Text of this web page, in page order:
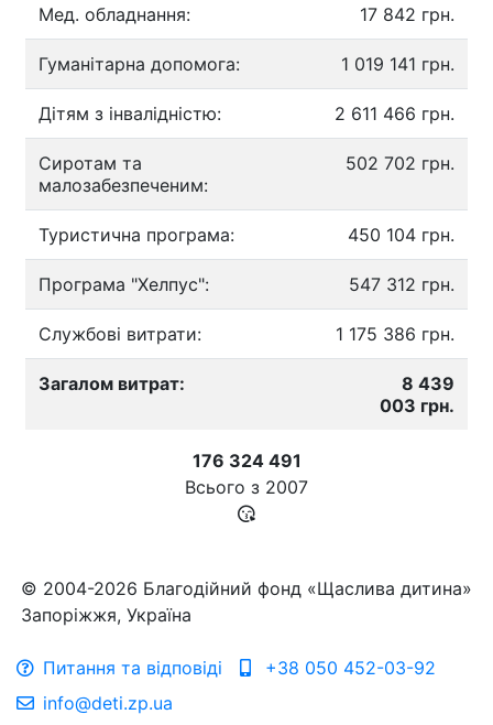
Мед. обладнання: 17 842 грн.
Гуманітарна допомога: 1 019 141 грн.
Дітям з інвалідністю: 2 611 466 грн.
Сиротам та
малозабезпеченим:
502 702 грн.
Туристична програма: 450 104 грн.
Програма "Хелпус": 547 312 грн.
Службові витрати: 1 175 386 грн.
Загалом витрат:
8 439
003 грн.
176 324 491
Всього з 2007
© 2004-2026 Благодійний фонд «Щаслива дитина»
Запоріжжя, Україна
Питання та відповіді
+38 050 452-03-92
info@deti.zp.ua